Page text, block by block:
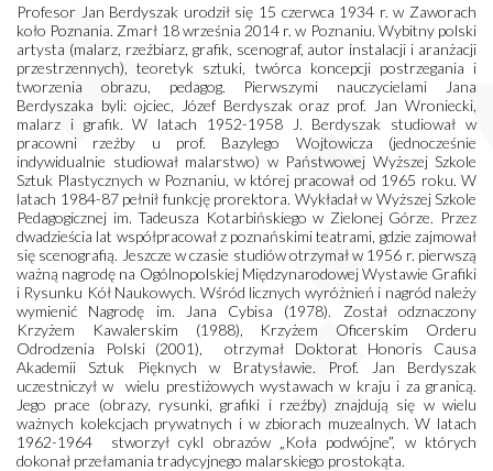
Profesor Jan Berdyszak urodził się 15 czerwca 1934 r. w Zaworach
koło Poznania. Zmarł 18 września 2014 r. w Poznaniu. Wybitny polski
artysta (malarz, rzeźbiarz, grafik, scenograf, autor instalacji i aranżacji
przestrzennych), teoretyk sztuki, twórca koncepcji postrzegania i
tworzenia obrazu, pedagog. Pierwszymi nauczycielami Jana
Berdyszaka byli: ojciec, Józef Berdyszak oraz prof. Jan Wroniecki,
malarz i grafik. W latach 1952-1958 J. Berdyszak studiował w
pracowni rzeźby u prof. Bazylego Wojtowicza (jednocześnie
indywidualnie studiował malarstwo) w Państwowej Wyższej Szkole
Sztuk Plastycznych w Poznaniu, w której pracował od 1965 roku. W
latach 1984-87 pełnił funkcję prorektora. Wykładał w Wyższej Szkole
Pedagogicznej im. Tadeusza Kotarbińskiego w Zielonej Górze. Przez
dwadzieścia lat współpracował z poznańskimi teatrami, gdzie zajmował
się scenografią. Jeszcze w czasie studiów otrzymał w 1956 r. pierwszą
ważną nagrodę na Ogólnopolskiej Międzynarodowej Wystawie Grafiki
i Rysunku Kół Naukowych. Wśród licznych wyróżnień i nagród należy
wymienić Nagrodę im. Jana Cybisa (1978). Został odznaczony
Krzyżem Kawalerskim (1988), Krzyżem Oficerskim Orderu
Odrodzenia Polski (2001), otrzymał Doktorat Honoris Causa
Akademii Sztuk Pięknych w Bratysławie. Prof. Jan Berdyszak
uczestniczył w wielu prestiżowych wystawach w kraju i za granicą.
Jego prace (obrazy, rysunki, grafiki i rzeźby) znajdują się w wielu
ważnych kolekcjach prywatnych i w zbiorach muzealnych. W latach
1962-1964 stworzył cykl obrazów „Koła podwójne”, w których
dokonał przełamania tradycyjnego malarskiego prostokąta.